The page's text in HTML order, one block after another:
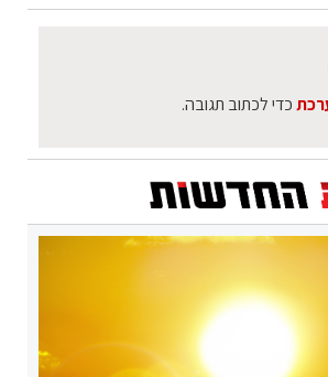
כדי לכתוב תגובה.